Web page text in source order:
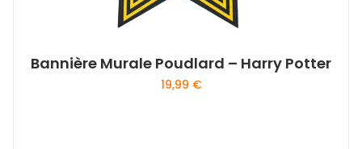
Bannière Murale Poudlard – Harry Potter
19,99 €